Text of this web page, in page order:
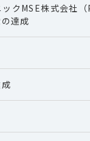
クMSE株式会社（
達成